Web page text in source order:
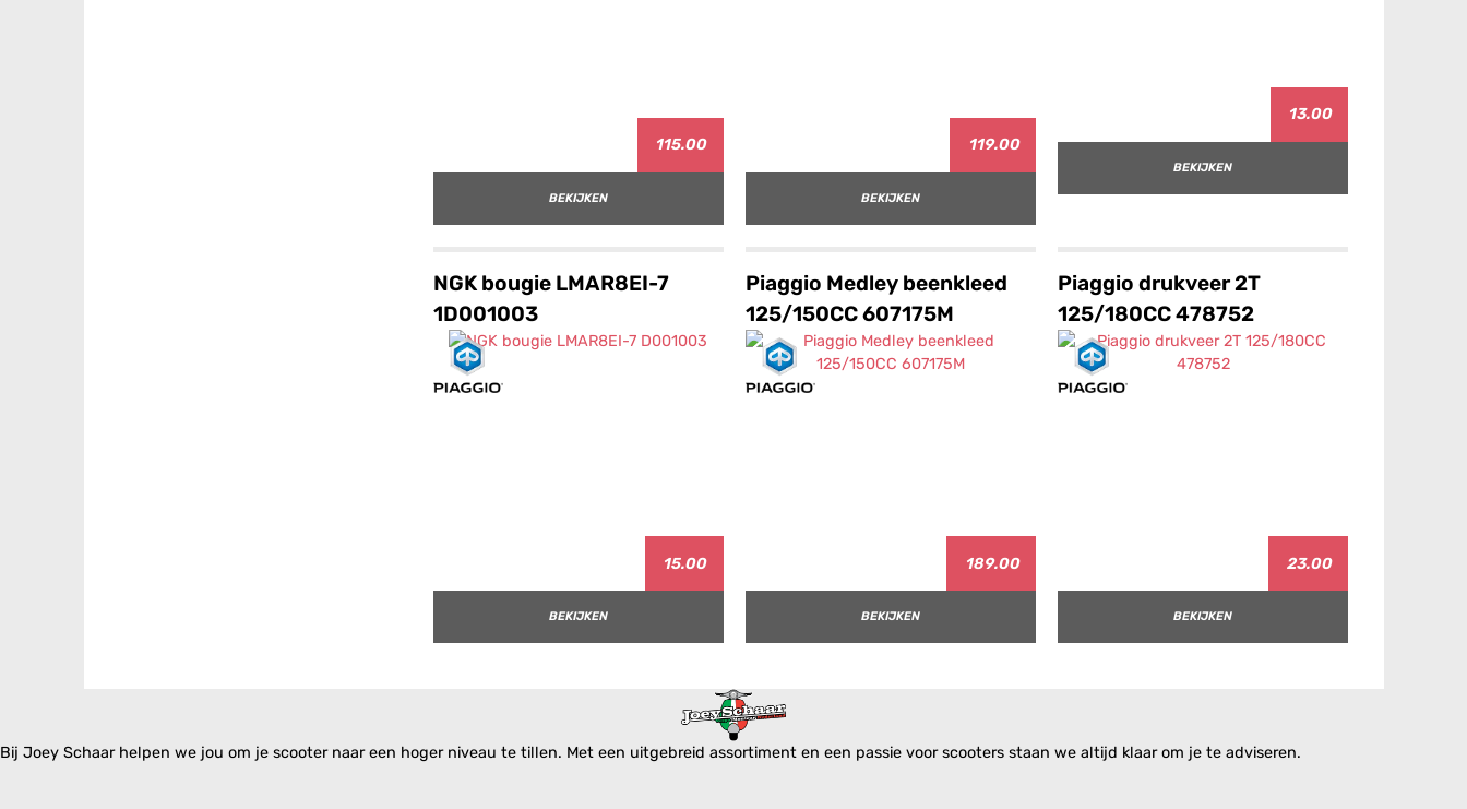
115.00
BEKIJKEN
119.00
BEKIJKEN
13.00
BEKIJKEN
NGK bougie LMAR8EI-7
1D001003
15.00
BEKIJKEN
Piaggio Medley beenkleed
125/150CC 607175M
189.00
BEKIJKEN
Piaggio drukveer 2T
125/180CC 478752
23.00
BEKIJKEN
Bij Joey Schaar helpen we jou om je scooter naar een hoger niveau te tillen. Met een uitgebreid assortiment en een passie voor scooters staan we altijd klaar om je te adviseren.